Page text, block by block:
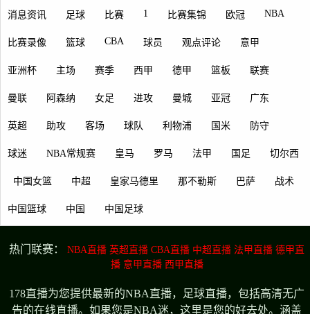
消息资讯 足球 比赛 1 比赛集锦 欧冠 NBA
比赛录像 篮球 CBA 球员 观点评论 意甲
亚洲杯 主场 赛季 西甲 德甲 篮板 联赛
曼联 阿森纳 女足 进攻 曼城 亚冠 广东
英超 助攻 客场 球队 利物浦 国米 防守
球迷 NBA常规赛 皇马 罗马 法甲 国足 切尔西
中国女篮 中超 皇家马德里 那不勒斯 巴萨 战术
中国篮球 中国 中国足球
热门联赛： NBA直播 英超直播 CBA直播 中超直播 法甲直播 德甲直
播 意甲直播 西甲直播
178直播为您提供最新的NBA直播，足球直播，包括高清无广
告的在线直播。如果您是NBA迷，这里是您的好去处。涵盖